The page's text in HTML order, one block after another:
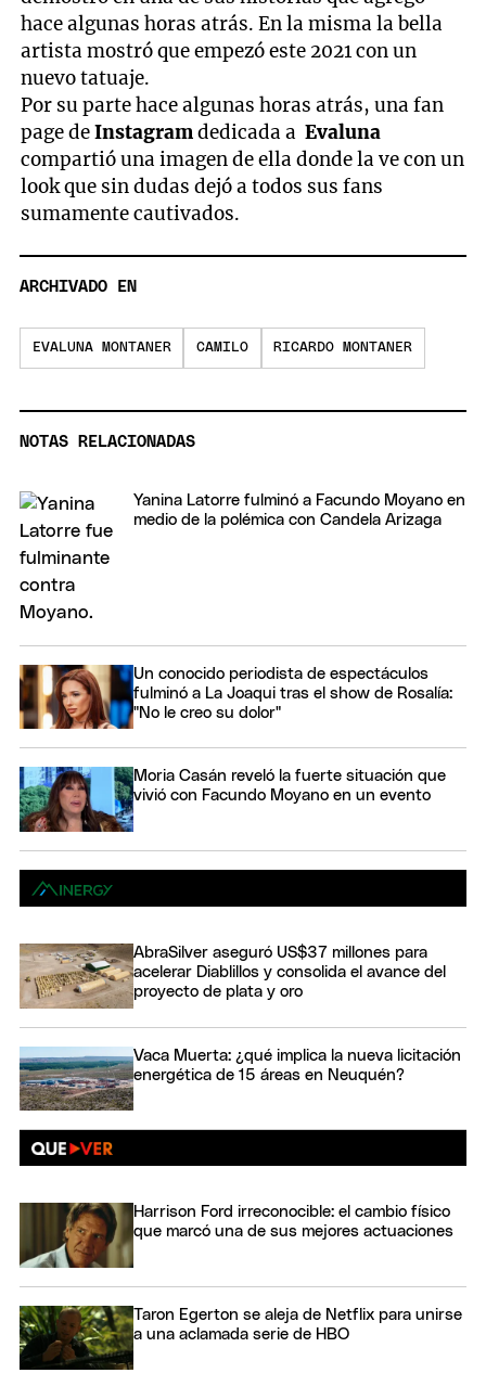
hace algunas horas atrás. En la misma la bella
artista mostró que empezó este 2021 con un
nuevo tatuaje.
Por su parte hace algunas horas atrás, una fan
page deInstagramdedicada aEvaluna
compartió una imagen de ella donde la ve con un
look que sin dudas dejó a todos sus fans
sumamente cautivados.
ARCHIVADO EN
EVALUNA MONTANER CAMILO RICARDO MONTANER
NOTAS RELACIONADAS
Yanina Latorre fulminó a Facundo Moyano en
medio de la polémica con Candela Arizaga
Un conocido periodista de espectáculos
fulminó a La Joaqui tras el show de Rosalía:
"No le creo su dolor"
Moria Casán reveló la fuerte situación que
vivió con Facundo Moyano en un evento
AbraSilver aseguró US$37 millones para
acelerar Diablillos y consolida el avance del
proyecto de plata y oro
Vaca Muerta: ¿qué implica la nueva licitación
energética de 15 áreas en Neuquén?
Harrison Ford irreconocible: el cambio físico
que marcó una de sus mejores actuaciones
Taron Egerton se aleja de Netflix para unirse
a una aclamada serie de HBO